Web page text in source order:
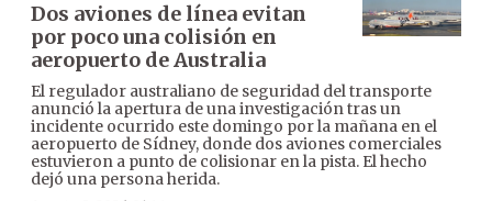
Dos aviones de línea evitan
por poco una colisión en
aeropuerto de Australia
El regulador australiano de seguridad del transporte
anunció la apertura de una investigación tras un
incidente ocurrido este domingo por la mañana en el
aeropuerto de Sídney, donde dos aviones comerciales
estuvieron a punto de colisionar en la pista. El hecho
dejó una persona herida.